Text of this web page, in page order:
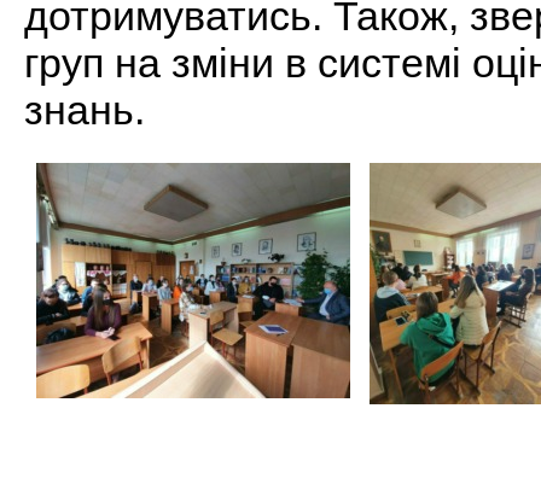
дотримуватись. Також,
груп на зміни в системі
знань.